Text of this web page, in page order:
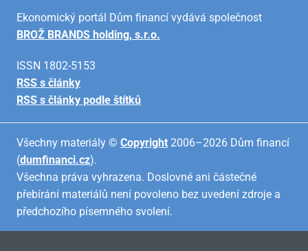
Ekonomický portál Dům financí vydává společnost
BROŽ BRANDS holding, s.r.o.
ISSN 1802-5153
RSS s články
RSS s články podle štítků
Všechny materiály © Copyright 2006–2026 Dům financí
(dumfinanci.cz).
Všechna práva vyhrazena. Doslovné ani částečné
přebírání materiálů není povoleno bez uvedení zdroje a
předchozího písemného svolení.